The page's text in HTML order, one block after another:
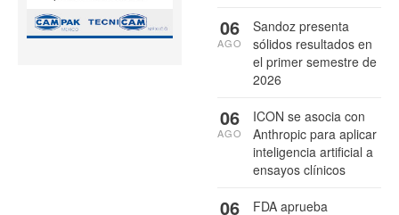
Sandoz presenta
sólidos resultados en
el primer semestre de
2026
06
AGO
ICON se asocia con
Anthropic para aplicar
inteligencia artificial a
ensayos clínicos
06
AGO
FDA aprueba
06